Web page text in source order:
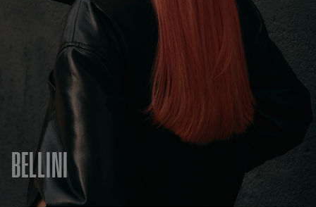
BELLINI